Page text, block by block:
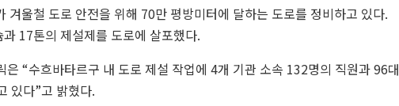
울철 도로 안전을 위해 70만 평방미터에 달하는 도로를 정비하고 있다.
17톤의 제설제를 도로에 살포했다.
“수흐바타르구 내 도로 제설 작업에 4개 기관 소속 132명의 직원과 96대
있다”고 밝혔다.